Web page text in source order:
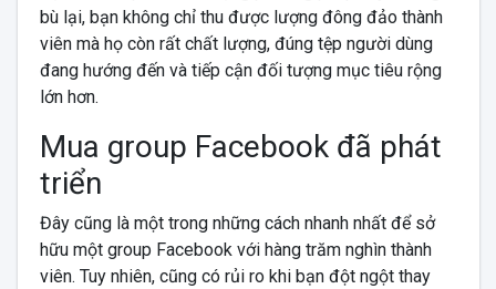
bù lại, bạn không chỉ thu được lượng đông đảo thành
viên mà họ còn rất chất lượng, đúng tệp người dùng
đang hướng đến và tiếp cận đối tượng mục tiêu rộng
lớn hơn.
Mua group Facebook đã phát
triển
Đây cũng là một trong những cách nhanh nhất để sở
hữu một group Facebook với hàng trăm nghìn thành
viên. Tuy nhiên, cũng có rủi ro khi bạn đột ngột thay